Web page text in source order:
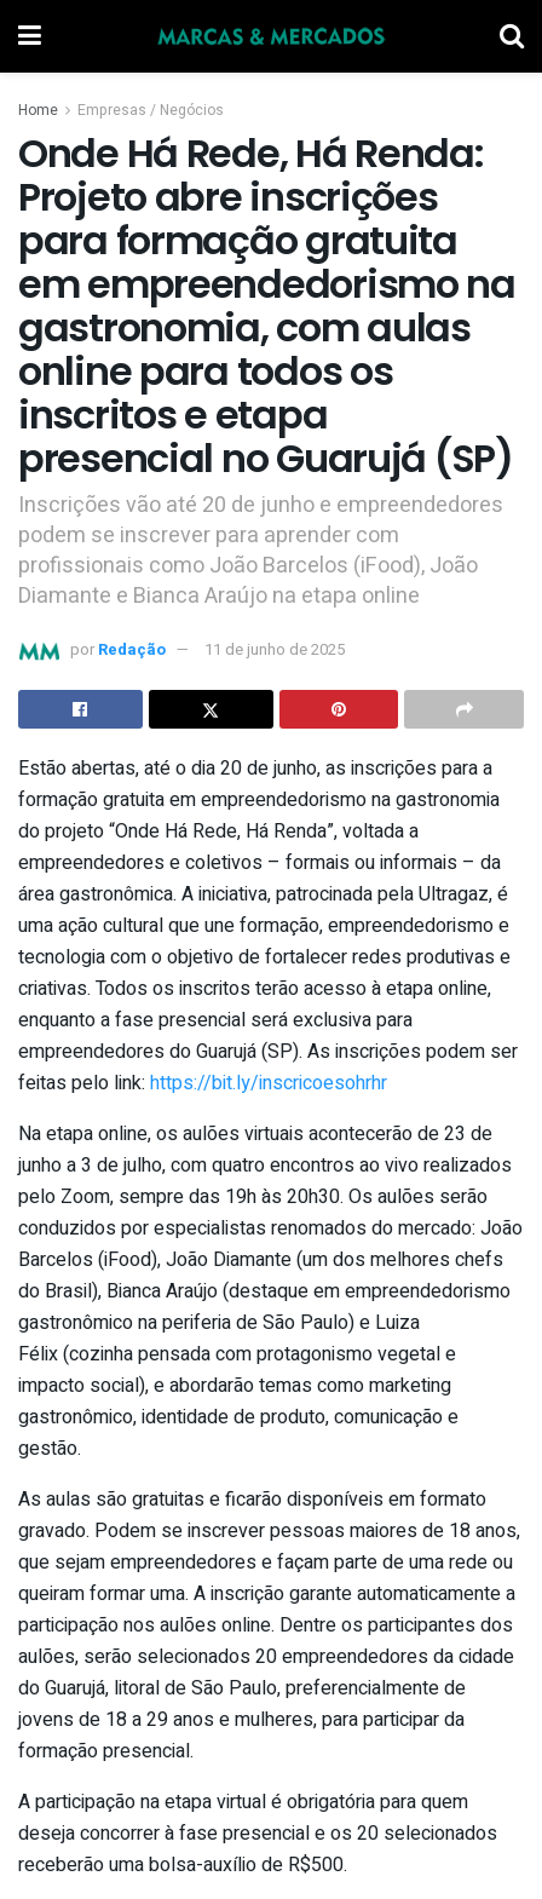
Home Empresas / Negócios
Onde Há Rede, Há Renda:
Projeto abre inscrições
para formação gratuita
em empreendedorismo na
gastronomia, com aulas
online para todos os
inscritos e etapa
presencial no Guarujá (SP)
Inscrições vão até 20 de junho e empreendedores
podem se inscrever para aprender com
profissionais como João Barcelos (iFood), João
Diamante e Bianca Araújo na etapa online
por Redação 11 de junho de 2025
Estão abertas, até o dia 20 de junho, as inscrições para a
formação gratuita em empreendedorismo na gastronomia
do projeto “Onde Há Rede, Há Renda”, voltada a
empreendedores e coletivos – formais ou informais – da
área gastronômica. A iniciativa, patrocinada pela Ultragaz, é
uma ação cultural que une formação, empreendedorismo e
tecnologia com o objetivo de fortalecer redes produtivas e
criativas. Todos os inscritos terão acesso à etapa online,
enquanto a fase presencial será exclusiva para
empreendedores do Guarujá (SP). As inscrições podem ser
feitas pelo link: https://bit.ly/inscricoesohrhr
Na etapa online, os aulões virtuais acontecerão de 23 de
junho a 3 de julho, com quatro encontros ao vivo realizados
pelo Zoom, sempre das 19h às 20h30. Os aulões serão
conduzidos por especialistas renomados do mercado: João
Barcelos (iFood), João Diamante (um dos melhores chefs
do Brasil), Bianca Araújo (destaque em empreendedorismo
gastronômico na periferia de São Paulo) e Luiza
Félix (cozinha pensada com protagonismo vegetal e
impacto social), e abordarão temas como marketing
gastronômico, identidade de produto, comunicação e
gestão.
As aulas são gratuitas e ficarão disponíveis em formato
gravado. Podem se inscrever pessoas maiores de 18 anos,
que sejam empreendedores e façam parte de uma rede ou
queiram formar uma. A inscrição garante automaticamente a
participação nos aulões online. Dentre os participantes dos
aulões, serão selecionados 20 empreendedores da cidade
do Guarujá, litoral de São Paulo, preferencialmente de
jovens de 18 a 29 anos e mulheres, para participar da
formação presencial.
A participação na etapa virtual é obrigatória para quem
deseja concorrer à fase presencial e os 20 selecionados
receberão uma bolsa-auxílio de R$500.